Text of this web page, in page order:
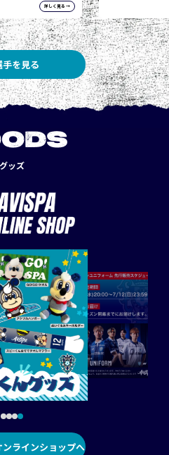
詳しく見る →
手を見る
グッズ
ラインショップへ